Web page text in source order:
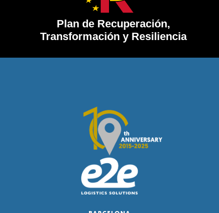
Plan de Recuperación,
Transformación y Resiliencia